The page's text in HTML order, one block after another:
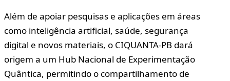
Além de apoiar pesquisas e aplicações em áreas
como inteligência artificial, saúde, segurança
digital e novos materiais, o CIQUANTA-PB dará
origem a um Hub Nacional de Experimentação
Quântica, permitindo o compartilhamento de